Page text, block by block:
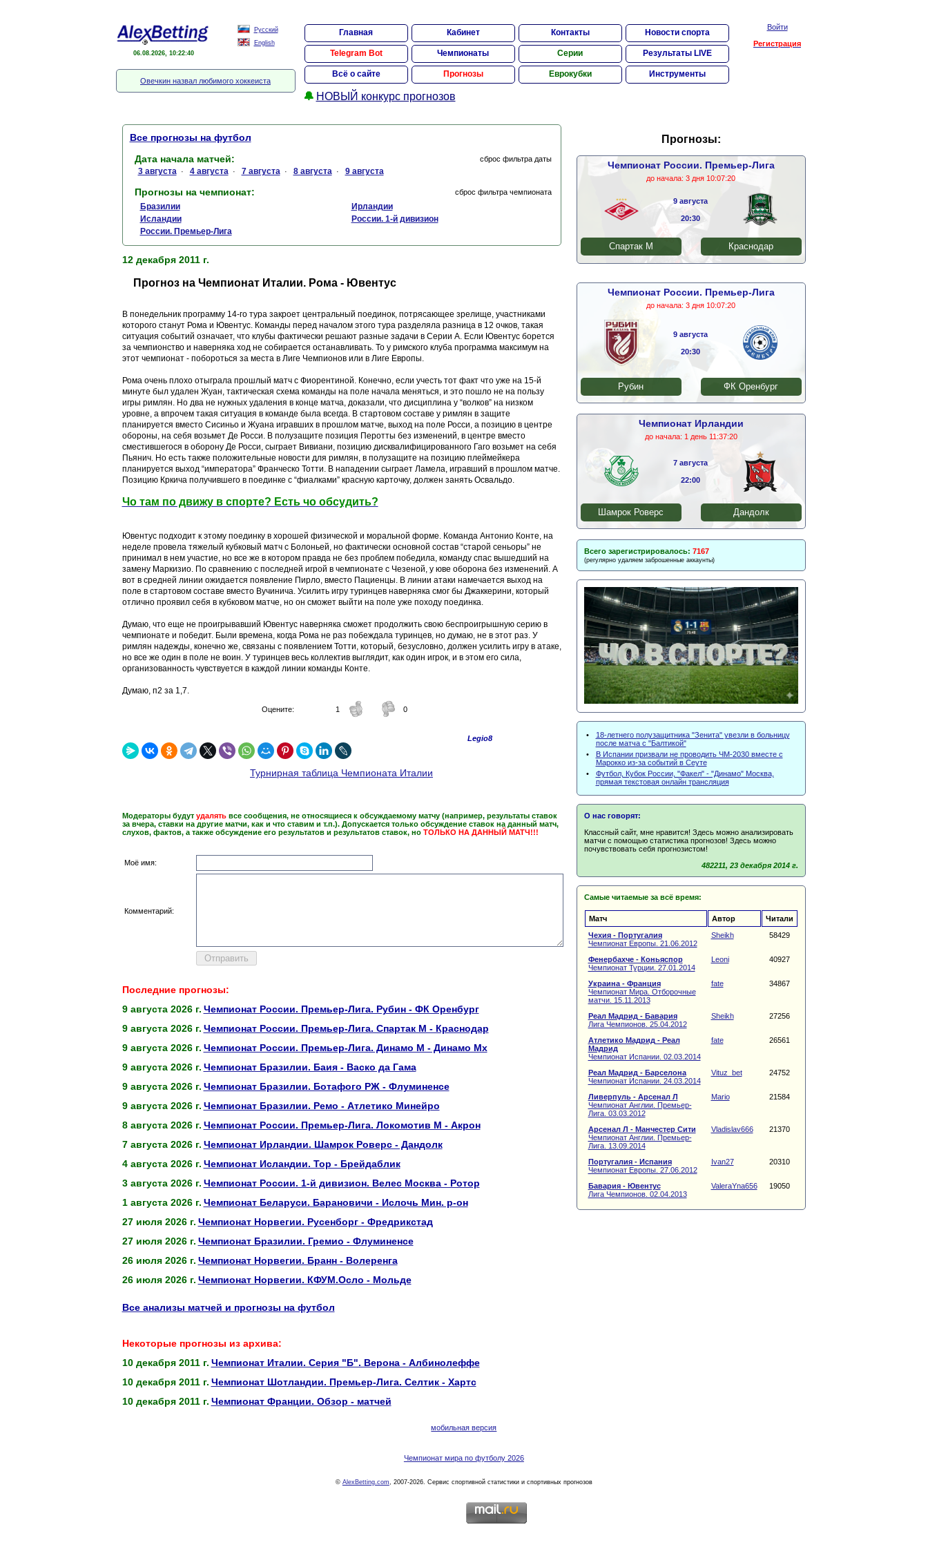
06.08.2026, 10:22:40
Русский
English
Главная Кабинет Контакты Новости спорта
Telegram Bot Чемпионаты Серии Результаты LIVE
Всё о сайте Прогнозы Еврокубки Инструменты
🔔 НОВЫЙ конкурс прогнозов
Войти
Регистрация
Овечкин назвал любимого хоккеиста
Все прогнозы на футбол
Дата начала матчей:
сброс фильтра даты
3 августа · 4 августа · 7 августа · 8 августа · 9 августа
Прогнозы на чемпионат: сброс фильтра чемпионата
Бразилии
Ирландии
Исландии
России. 1-й дивизион
России. Премьер-Лига
12 декабря 2011 г.
Прогноз на Чемпионат Италии. Рома - Ювентус
В понедельник программу 14-го тура закроет центральный поединок, потрясающее зрелище, участниками
которого станут Рома и Ювентус. Команды перед началом этого тура разделяла разница в 12 очков, такая
ситуация событий означает, что клубы фактически решают разные задачи в Серии А. Если Ювентус борется
за чемпионство и наверняка ход не собирается останавливать. То у римского клуба программа максимум на
этот чемпионат - побороться за места в Лиге Чемпионов или в Лиге Европы.
Рома очень плохо отыграла прошлый матч с Фиорентиной. Конечно, если учесть тот факт что уже на 15-й
минуте был удален Жуан, тактическая схема команды на поле начала меняться, и это пошло не на пользу
игры римлян. Но два не нужных удаления в конце матча, доказали, что дисциплина у “волков” на низком
уровне, а впрочем такая ситуация в команде была всегда. В стартовом составе у римлян в защите
планируется вместо Сисиньо и Жуана игравших в прошлом матче, выход на поле Росси, а позицию в центре
обороны, на себя возьмет Де Росси. В полузащите позиция Перотты без изменений, в центре вместо
сместившегося в оборону Де Росси, сыграет Вивиани, позицию дисквалифицированного Гаго возьмет на себя
Пьянич. Но есть также положительные новости для римлян, в полузащите на позицию плеймейкера
планируется выход “императора” Франческо Тотти. В нападении сыграет Ламела, игравший в прошлом матче.
Позицию Кркича получившего в поединке с “фиалками” красную карточку, должен занять Освальдо.
Чо там по движу в спорте? Есть чо обсудить?
Ювентус подходит к этому поединку в хорошей физической и моральной форме. Команда Антонио Конте, на
неделе провела тяжелый кубковый матч с Болоньей, но фактически основной состав “старой сеньоры” не
принимал в нем участие, но все же в котором правда не без проблем победила, команду спас вышедший на
замену Маркизио. По сравнению с последней игрой в чемпионате с Чезеной, у юве оборона без изменений. А
вот в средней линии ожидается появление Пирло, вместо Пациенцы. В линии атаки намечается выход на
поле в стартовом составе вместо Вучинича. Усилить игру туринцев наверняка смог бы Джаккерини, который
отлично проявил себя в кубковом матче, но он сможет выйти на поле уже походу поединка.
Думаю, что еще не проигрывавший Ювентус наверняка сможет продолжить свою беспроигрышную серию в
чемпионате и победит. Были времена, когда Рома не раз побеждала туринцев, но думаю, не в этот раз. У
римлян надежды, конечно же, связаны с появлением Тотти, который, безусловно, должен усилить игру в атаке,
но все же один в поле не воин. У туринцев весь коллектив выглядит, как один игрок, и в этом его сила,
организованность чувствуется в каждой линии команды Конте.
Думаю, п2 за 1,7.
Оцените: 1 0
Legio8
Турнирная таблица Чемпионата Италии
Модераторы будут удалятьвсе сообщения, не относящиеся к обсуждаемому матчу (например, результаты ставок
за вчера, ставки на другие матчи, как и что ставим и т.п.). Допускается только обсуждение ставок на данный матч,
слухов, фактов, а также обсуждение его результатов и результатов ставок, но ТОЛЬКО НА ДАННЫЙ МАТЧ!!!
Моё имя:
Комментарий:
Последние прогнозы:
9 августа 2026 г. Чемпионат России. Премьер-Лига. Рубин - ФК Оренбург
9 августа 2026 г. Чемпионат России. Премьер-Лига. Спартак М - Краснодар
9 августа 2026 г. Чемпионат России. Премьер-Лига. Динамо М - Динамо Мх
9 августа 2026 г. Чемпионат Бразилии. Баия - Васко да Гама
9 августа 2026 г. Чемпионат Бразилии. Ботафого РЖ - Флуминенсе
9 августа 2026 г. Чемпионат Бразилии. Ремо - Атлетико Минейро
8 августа 2026 г. Чемпионат России. Премьер-Лига. Локомотив М - Акрон
7 августа 2026 г. Чемпионат Ирландии. Шамрок Роверс - Дандолк
4 августа 2026 г. Чемпионат Исландии. Тор - Брейдаблик
3 августа 2026 г. Чемпионат России. 1-й дивизион. Велес Москва - Ротор
1 августа 2026 г. Чемпионат Беларуси. Барановичи - Ислочь Мин. р-он
27 июля 2026 г. Чемпионат Норвегии. Русенборг - Фредрикстад
27 июля 2026 г. Чемпионат Бразилии. Гремио - Флуминенсе
26 июля 2026 г. Чемпионат Норвегии. Бранн - Волеренга
26 июля 2026 г. Чемпионат Норвегии. КФУМ.Осло - Мольде
Все анализы матчей и прогнозы на футбол
Некоторые прогнозы из архива:
10 декабря 2011 г. Чемпионат Италии. Серия "Б". Верона - Албинолеффе
10 декабря 2011 г. Чемпионат Шотландии. Премьер-Лига. Селтик - Хартс
10 декабря 2011 г. Чемпионат Франции. Обзор - матчей
Прогнозы:
Чемпионат России. Премьер-Лига
до начала: 3 дня 10:07:20
9 августа
20:30
Спартак М Краснодар
Чемпионат России. Премьер-Лига
до начала: 3 дня 10:07:20
9 августа
20:30
Рубин ФК Оренбург
Чемпионат Ирландии
до начала: 1 день 11:37:20
7 августа
22:00
Шамрок Роверс Дандолк
Всего зарегистрировалось: 7167
(регулярно удаляем заброшенные аккаунты)
•
18-летнего полузащитника "Зенита" увезли в больницу
после матча с "Балтикой"
•
В Испании призвали не проводить ЧМ-2030 вместе с
Марокко из-за событий в Сеуте
•
Футбол, Кубок России, "Факел" - "Динамо" Москва,
прямая текстовая онлайн трансляция
О нас говорят:
Классный сайт, мне нравится! Здесь можно анализировать
матчи с помощью статистика прогнозов! Здесь можно
почувствовать себя прогнозистом!
482211, 23 декабря 2014 г.
Самые читаемые за всё время:
Матч Автор
Читали
Чехия - Португалия
Чемпионат Европы. 21.06.2012
Sheikh 58429
Фенербахче - Коньяспор
Чемпионат Турции. 27.01.2014
Leoni 40927
Украина - Франция
Чемпионат Мира. Отборочные
матчи. 15.11.2013
fate 34867
Реал Мадрид - Бавария
Лига Чемпионов. 25.04.2012
Sheikh 27256
Атлетико Мадрид - Реал
Мадрид
Чемпионат Испании. 02.03.2014
fate 26561
Реал Мадрид - Барселона
Чемпионат Испании. 24.03.2014
Vituz_bet 24752
Ливерпуль - Арсенал Л
Чемпионат Англии. Премьер-
Лига. 03.03.2012
Mario 21584
Арсенал Л - Манчестер Сити
Чемпионат Англии. Премьер-
Лига. 13.09.2014
Vladislav666 21370
Португалия - Испания
Чемпионат Европы. 27.06.2012
Ivan27 20310
Бавария - Ювентус
Лига Чемпионов. 02.04.2013
ValeraYna656 19050
мобильная версия
Чемпионат мира по футболу 2026
© AlexBetting.com, 2007-2026. Сервис спортивной статистики и спортивных прогнозов